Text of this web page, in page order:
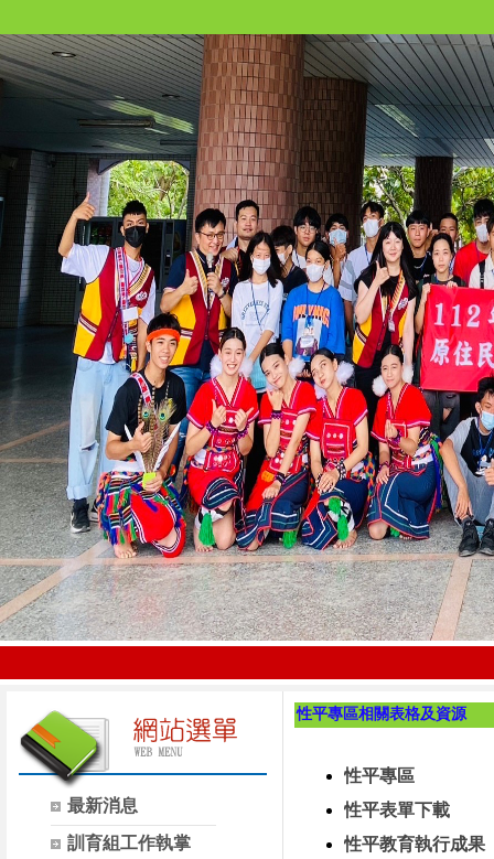
最新消息
訓育組工作執掌
性平專區相關表格及資源
性平專區
性平表單下載
性平教育執行成果